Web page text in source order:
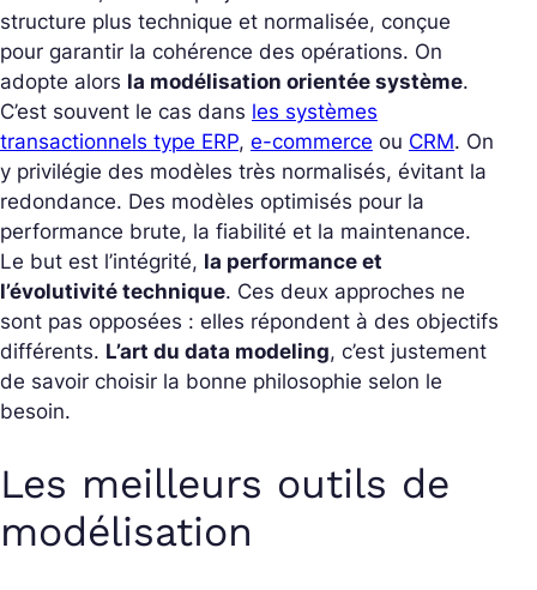
structure plus technique et normalisée, conçue
pour garantir la cohérence des opérations. On
adopte alors la modélisation orientée système.
C’est souvent le cas dans les systèmes
transactionnels type ERP, e-commerce ou CRM. On
y privilégie des modèles très normalisés, évitant la
redondance. Des modèles optimisés pour la
performance brute, la fiabilité et la maintenance.
Le but est l’intégrité, la performance et
l’évolutivité technique. Ces deux approches ne
sont pas opposées : elles répondent à des objectifs
différents. L’art du data modeling, c’est justement
de savoir choisir la bonne philosophie selon le
besoin.
Les meilleurs outils de
modélisation